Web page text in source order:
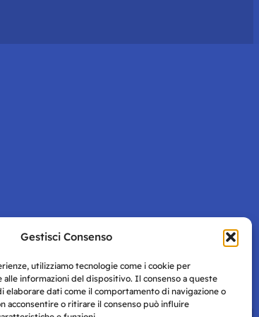
Gestisci Consenso
utilizziamo tecnologie come i cookie per
alle informazioni del dispositivo. Il consenso a queste
elaborare dati come il comportamento di navigazione o
acconsentire o ritirare il consenso può influire